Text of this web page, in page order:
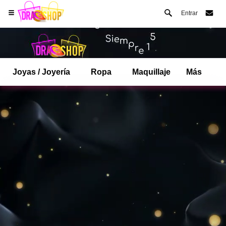
Entrar
Joyas / Joyería Ropa Maquillaje Más
Abre tu menú de Safari.
y toca AÑADIR A LA PANTALLA DE INICIO